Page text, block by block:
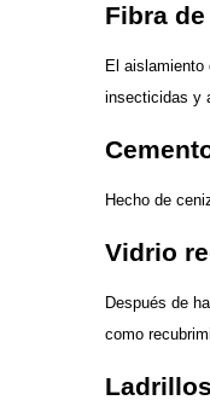
Fibra
El aislamiento
insecticidas y
Hecho de
Vidrio
Después de
como